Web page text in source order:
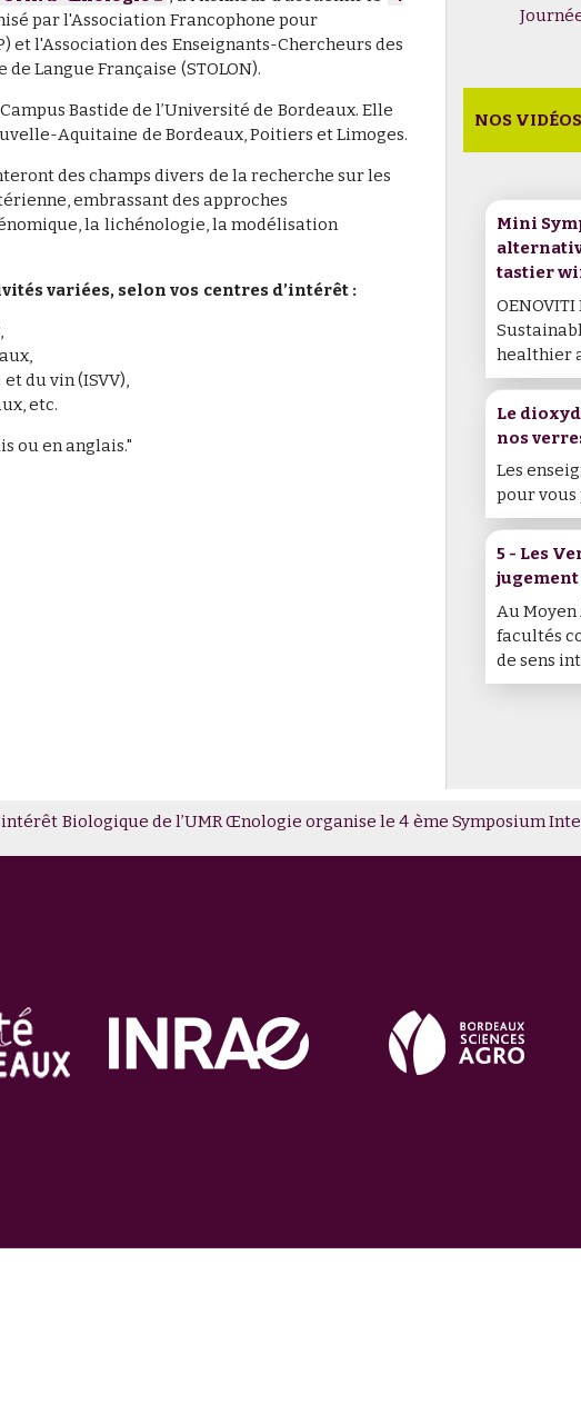
par l'Association Francophone pour
et l'Association des Enseignants-Chercheurs des
Langue Française (STOLON).
Bastide de l’Université de Bordeaux. Elle
Aquitaine de Bordeaux, Poitiers et Limoges.
des champs divers de la recherche sur les
embrassant des approches
la lichénologie, la modélisation
variées, selon vos centres d’intérêt :
du vin (ISVV),
etc.
ou en anglais."
cues and their effects on multitrophic interactions
international de l'agriculture, sur le stand de l'INRAE.
NOS
Mini
tastier
healthier
Le
nos
Les
pour
5 - Les
jugement
Au Moyen
facultés
de sens
Biologique de l’UMR Œnologie organise le 4 ème Symposium